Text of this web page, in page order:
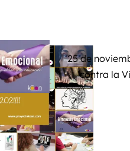
25 de
contra la